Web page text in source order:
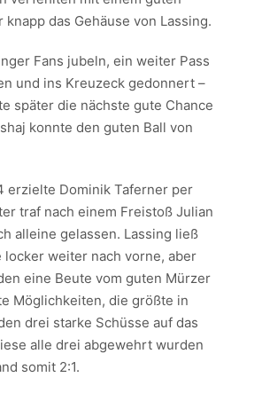
das Gehäuse von Lassing.
Fans jubeln, ein weiter Pass
und ins Kreuzeck gedonnert –
später die nächste gute Chance
konnte den guten Ball von
erzielte Dominik Taferner per
traf nach einem Freistoß Julian
alleine gelassen. Lassing ließ
weiter nach vorne, aber
eine Beute vom guten Mürzer
Möglichkeiten, die größte in
drei starke Schüsse auf das
alle drei abgewehrt wurden
somit 2:1.